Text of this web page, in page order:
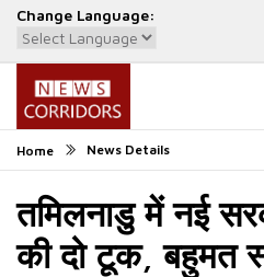
Change Language:
Powered by Translate
Home News Details
तमिलनाडु में नई
की दो टूक, बहुमत